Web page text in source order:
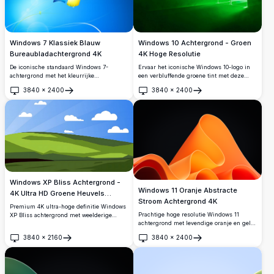
Windows 7 Klassiek Blauw
Bureaubladachtergrond 4K
De iconische standaard Windows 7-
achtergrond met het kleurrijke
achtergrond met elegante lichtstrepen.
Een tijdloze klassieker in ultrahoge
resolutie, perfect voor elk bureaublad.
3840 × 2400
Openen
Windows 10 Achtergrond - Groen
4K Hoge Resolutie
Ervaar het iconische Windows 10-logo in
een verbluffende groene tint met deze
je desktop te verbeteren met levendige
kleuren en scherpe helderheid, deze
en verfrissende uitstraling.
3840 × 2400
Openen
Windows XP Bliss Achtergrond -
4K Ultra HD Groene Heuvels
Desktop Achtergrond
Premium 4K ultra-hoge definitie Windows
XP Bliss achtergrond met weelderige
Perfecte hoge resolutie desktop
achtergrond voor breedbeeld monitoren en
moderne displays.
3840 × 2160
Openen
Windows 11 Oranje Abstracte
Stroom Achtergrond 4K
Prachtige hoge resolutie Windows 11
achtergrond met levendige oranje en gele
zwarte achtergrond. Modern
minimalistisch ontwerp met vloeiende
3840 × 2400
Openen